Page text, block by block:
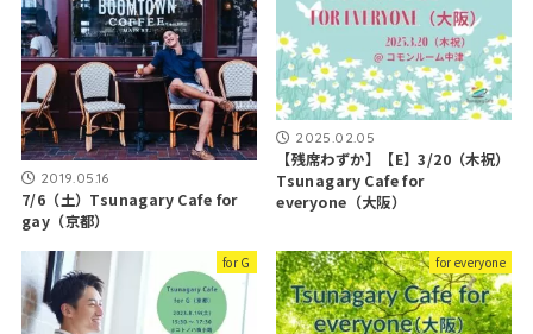
2019.05.16
7/6（土）Tsunagary Cafe for
gay（京都）
2025.02.05
【残席わずか】【E】3/20（木祝）
Tsunagary Cafe for
everyone（大阪）
for G for everyone